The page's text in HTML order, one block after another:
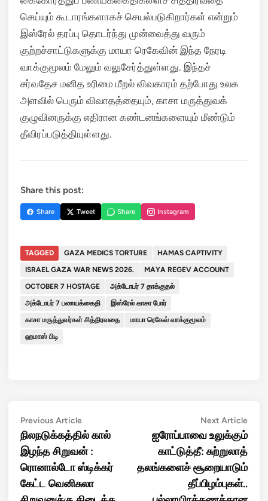
செய்யும் கூடாரங்களாகச் செயல்படுகிறார்கள் என்றும்
இஸ்ரேல் தரப்பு தொடர்ந்து முன்வைத்து வரும்
குற்றச்சாட்டுகளுக்கு மாயா ரெகேவின் இந்த நேரடி
வாக்குமூலம் மேலும் வலுசேர்த்துள்ளது. இந்தச்
சர்வதேச மனித உரிமை மீறல் விவகாரம் தற்போது உலக
அளவில் பெரும் விவாதத்தையும், காசா மருத்துவக்
குழுவினருக்கு எதிரான கண்டனங்களையும் மீண்டும்
தீவிரப்படுத்தியுள்ளது.
Share this post:
Share Tweet Share Instagram
TAGGED GAZA MEDICS TORTURE
HAMAS CAPTIVITY
ISRAEL GAZA WAR NEWS 2026.
MAYA REGEV ACCOUNT
OCTOBER 7 HOSTAGE
அக்டோபர் 7 தாக்குதல்
அக்டோபர் 7 பணயக்கைதி
இஸ்ரேல் காசா போர்
காசா மருத்துவர்கள் சித்திரவதை
மாயா ரெகேவ் வாக்குமூலம்
ஹமாஸ் பிடி
Post
navigation
Previous ArticlePrevious
article:
நிலநடுக்கத்தில் கால்
இழந்த சிறுவன் :
ரொனால்டோ ஸ்டிக்கர்
கேட்ட வெனிசுலா
Next ArticleNext
ஐரோப்பாவை உலுக்கும்
காட்டுத்தீ: சுற்றுலாத்
தலங்களைச் சூறையாடும்
தீப்பிழம்புகள்..